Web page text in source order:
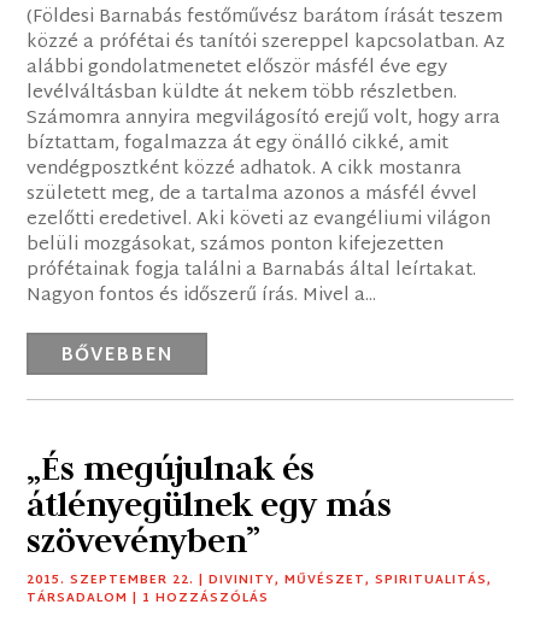
(Földesi Barnabás festőművész barátom írását teszem
közzé a prófétai és tanítói szereppel kapcsolatban. Az
alábbi gondolatmenetet először másfél éve egy
levélváltásban küldte át nekem több részletben.
Számomra annyira megvilágosító erejű volt, hogy arra
bíztattam, fogalmazza át egy önálló cikké, amit
vendégposztként közzé adhatok. A cikk mostanra
született meg, de a tartalma azonos a másfél évvel
ezelőtti eredetivel. Aki követi az evangéliumi világon
belüli mozgásokat, számos ponton kifejezetten
prófétainak fogja találni a Barnabás által leírtakat.
Nagyon fontos és időszerű írás. Mivel a...
BŐVEBBEN
„És megújulnak és
átlényegülnek egy más
szövevényben”
2015. SZEPTEMBER 22. |DIVINITY,MŰVÉSZET,SPIRITUALITÁS,
TÁRSADALOM | 1 HOZZÁSZÓLÁS